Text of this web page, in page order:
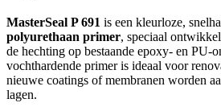
MasterSeal P 691 is een kleurloze,
polyurethaan primer, speciaal
de hechting op bestaande epoxy- en PU-
vochthardende primer is ideaal voor
nieuwe coatings of membranen worden
lagen.